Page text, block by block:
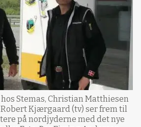
Stemas, Christian Matthiesen
Kjærgaard (tv) ser frem til
på nordjyderne med det nye